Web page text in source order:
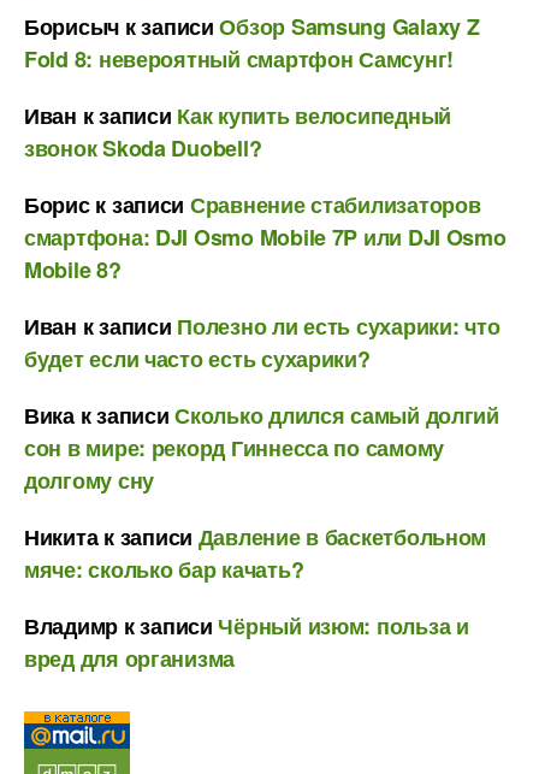
Борисыч к записиОбзор Samsung Galaxy Z
Fold 8: невероятный смартфон Самсунг!
Иван к записи Как купить велосипедный
звонок Skoda Duobell?
Бориск записи Сравнение стабилизаторов
смартфона: DJI Osmo Mobile 7P или DJI Osmo
Mobile 8?
Иван к записи Полезно ли есть сухарики: что
будет если часто есть сухарики?
Викак записиСколько длился самый долгий
сон в мире: рекорд Гиннесса по самому
долгому сну
Никитак записи Давление в баскетбольном
мяче: сколько бар качать?
Владимр к записи Чёрный изюм: польза и
вред для организма